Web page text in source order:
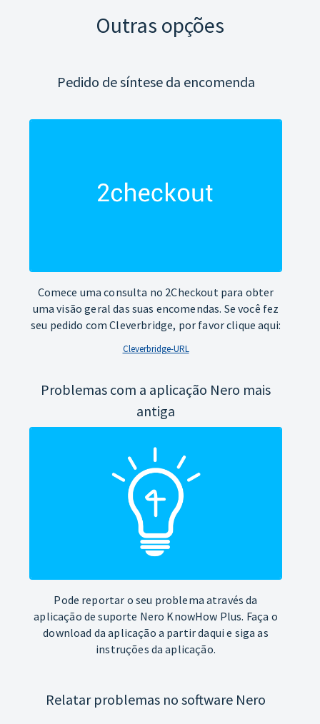
Outras opções
Pedido de síntese da encomenda
Comece uma consulta no 2Checkout para obter
uma visão geral das suas encomendas. Se você fez
seu pedido com Cleverbridge, por favor clique aqui:
Cleverbridge-URL
Problemas com a aplicação Nero mais
antiga
Pode reportar o seu problema através da
aplicação de suporte Nero KnowHow Plus. Faça o
download da aplicação a partir daqui e siga as
instruções da aplicação.
Relatar problemas no software Nero